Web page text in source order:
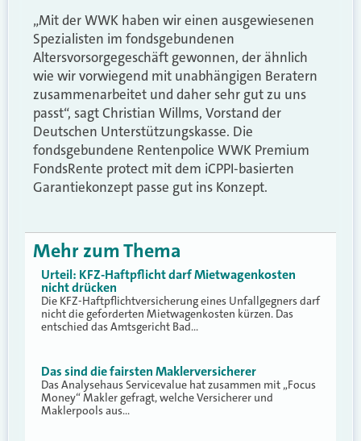
„Mit der WWK haben wir einen ausgewiesenen
Spezialisten im fondsgebundenen
Altersvorsorgegeschäft gewonnen, der ähnlich
wie wir vorwiegend mit unabhängigen Beratern
zusammenarbeitet und daher sehr gut zu uns
passt“, sagt Christian Willms, Vorstand der
Deutschen Unterstützungskasse. Die
fondsgebundene Rentenpolice WWK Premium
FondsRente protect mit dem iCPPI-basierten
Garantiekonzept passe gut ins Konzept.
Mehr zum Thema
Urteil: KFZ-Haftpflicht darf Mietwagenkosten
nicht drücken
Die KFZ-Haftpflichtversicherung eines Unfallgegners darf
nicht die geforderten Mietwagenkosten kürzen. Das
entschied das Amtsgericht Bad…
Das sind die fairsten Maklerversicherer
Das Analysehaus Servicevalue hat zusammen mit „Focus
Money“ Makler gefragt, welche Versicherer und
Maklerpools aus…